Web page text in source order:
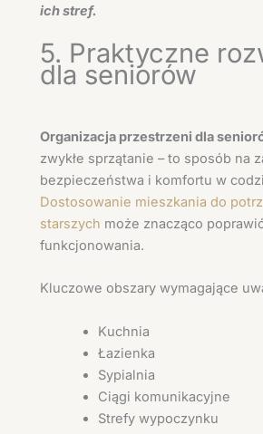
ich stref.
5. Praktyczne
dla seniorów
Organizacja przestrzeni dla
zwykłe sprzątanie – to sposób na
bezpieczeństwa i komfortu w
Dostosowanie mieszkania do
starszych może znacząco
funkcjonowania.
Kluczowe obszary wymagające
Kuchnia
Łazienka
Sypialnia
Ciągi komunikacyjne
Strefy wypoczynku